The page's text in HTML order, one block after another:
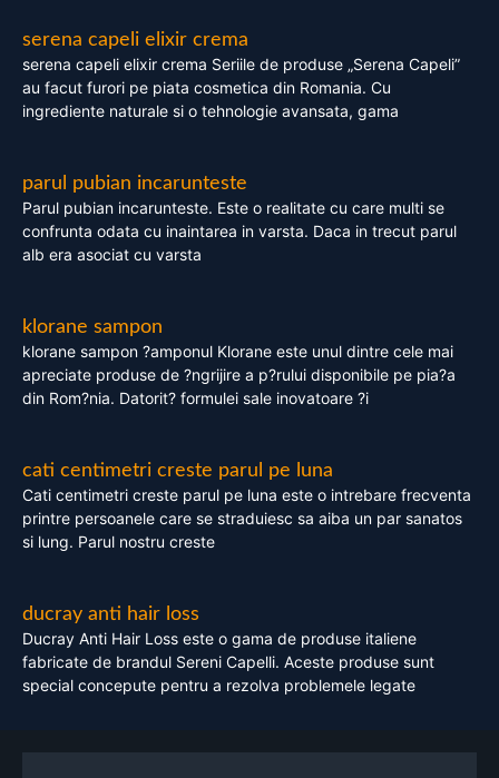
serena capeli elixir crema
serena capeli elixir crema Seriile de produse „Serena Capeli”
au facut furori pe piata cosmetica din Romania. Cu
ingrediente naturale si o tehnologie avansata, gama
parul pubian incarunteste
Parul pubian incarunteste. Este o realitate cu care multi se
confrunta odata cu inaintarea in varsta. Daca in trecut parul
alb era asociat cu varsta
klorane sampon
klorane sampon ?amponul Klorane este unul dintre cele mai
apreciate produse de ?ngrijire a p?rului disponibile pe pia?a
din Rom?nia. Datorit? formulei sale inovatoare ?i
cati centimetri creste parul pe luna
Cati centimetri creste parul pe luna este o intrebare frecventa
printre persoanele care se straduiesc sa aiba un par sanatos
si lung. Parul nostru creste
ducray anti hair loss
Ducray Anti Hair Loss este o gama de produse italiene
fabricate de brandul Sereni Capelli. Aceste produse sunt
special concepute pentru a rezolva problemele legate